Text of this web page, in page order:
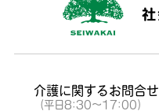
介護に関するお問合せ
（平日8:30〜17:00）